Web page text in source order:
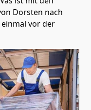
Dorsten nach
vor der